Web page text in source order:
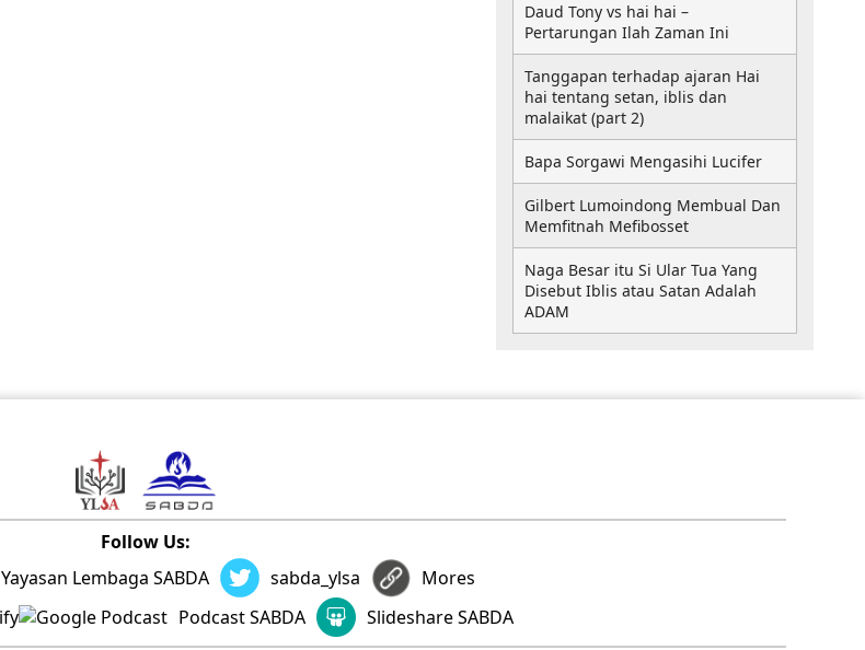
Daud Tony vs hai hai –
Pertarungan Ilah Zaman Ini
Tanggapan terhadap ajaran Hai
hai tentang setan, iblis dan
malaikat (part 2)
Bapa Sorgawi Mengasihi Lucifer
Gilbert Lumoindong Membual Dan
Memfitnah Mefibosset
Naga Besar itu Si Ular Tua Yang
Disebut Iblis atau Satan Adalah
ADAM
Follow Us:
Yayasan Lembaga SABDA sabda_ylsa
Mores
Podcast SABDA Slideshare SABDA